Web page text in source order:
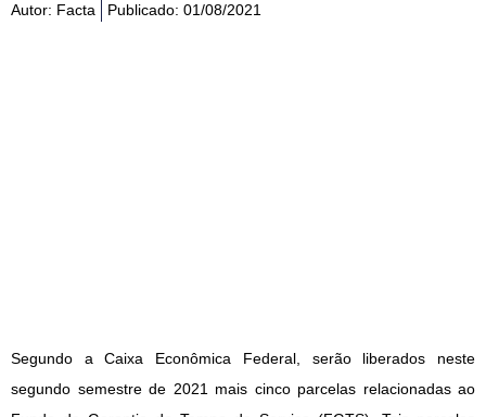
Autor: Facta Publicado: 01/08/2021
Segundo a Caixa Econômica Federal, serão liberados neste
segundo semestre de 2021 mais cinco parcelas relacionadas ao